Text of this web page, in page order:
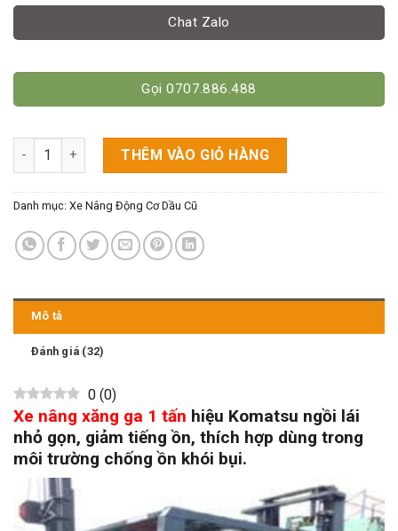
Chat Zalo
Gọi 0707.886.488
Xe Nâng Xăng Ga 1 Tấn Cao 4M Hiệu Komatsu số lượng
THÊM VÀO GIỎ HÀNG
Danh mục: Xe Nâng Động Cơ Dầu Cũ
Mô tả
Đánh giá (32)
0 (0)
Xe nâng xăng ga 1 tấn hiệu Komatsu ngồi lái
nhỏ gọn, giảm tiếng ồn, thích hợp dùng trong
môi trường chống ồn khói bụi.